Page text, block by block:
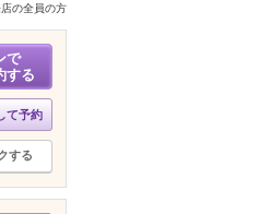
の全員の方
で
する
て予約
する